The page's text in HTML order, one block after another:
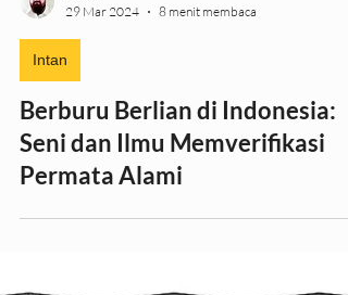
Leend
29 Mar 2024
Intan
Berburu Berlian di Indonesia:
Seni dan Ilmu Memverifikasi
Permata Alami